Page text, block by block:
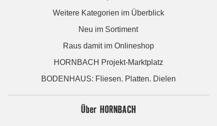
Weitere Kategorien im Überblick
Neu im Sortiment
Raus damit im Onlineshop
HORNBACH Projekt-Marktplatz
BODENHAUS: Fliesen. Platten. Dielen
Über HORNBACH